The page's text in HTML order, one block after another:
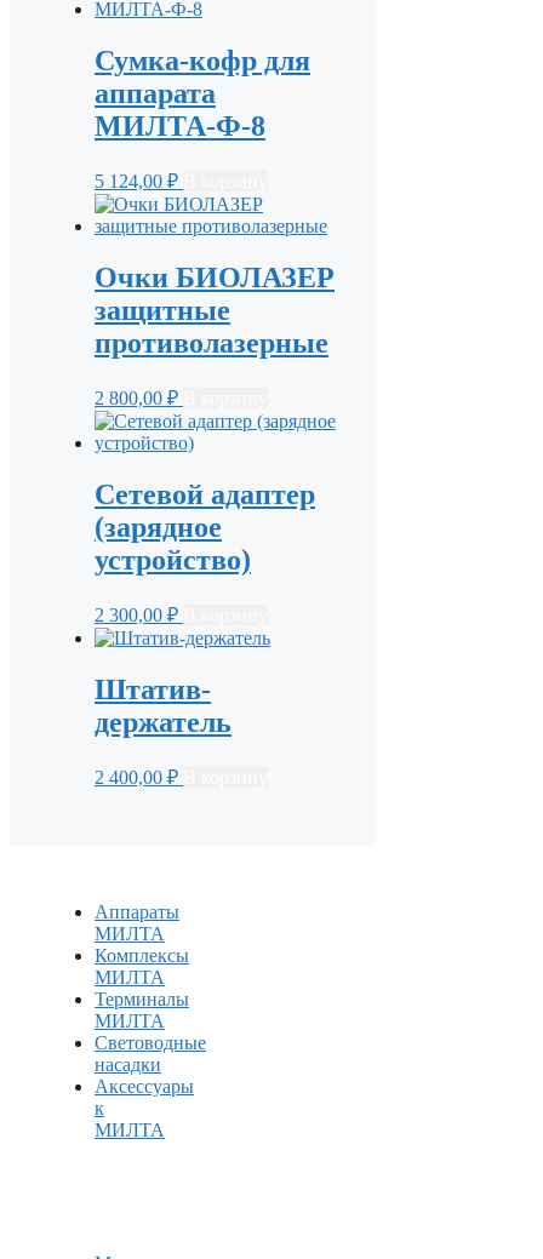
Сумка-кофр для
аппарата
МИЛТА-Ф-8
5 124,00 ₽
Очки БИОЛАЗЕР
защитные
противолазерные
2 800,00 ₽
Сетевой адаптер
(зарядное
устройство)
2 300,00 ₽
Штатив-
держатель
2 400,00 ₽
Аппараты
МИЛТА
Комплексы
МИЛТА
Терминалы
МИЛТА
Световодные
насадки
Аксессуары
к
МИЛТА